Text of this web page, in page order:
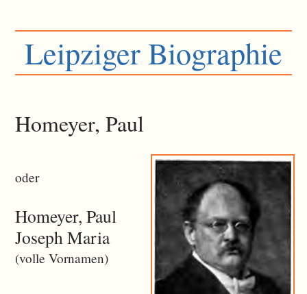
Leipziger Biographie
Homeyer, Paul
oder
Homeyer, Paul
Joseph Maria
(volle Vornamen)